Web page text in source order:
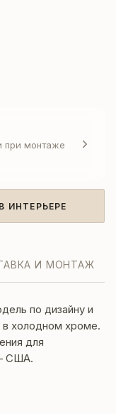
при монтаже
ИНТЕРЬЕРЕ
И МОНТАЖ
по дизайну и
в холодном хроме.
для
США.